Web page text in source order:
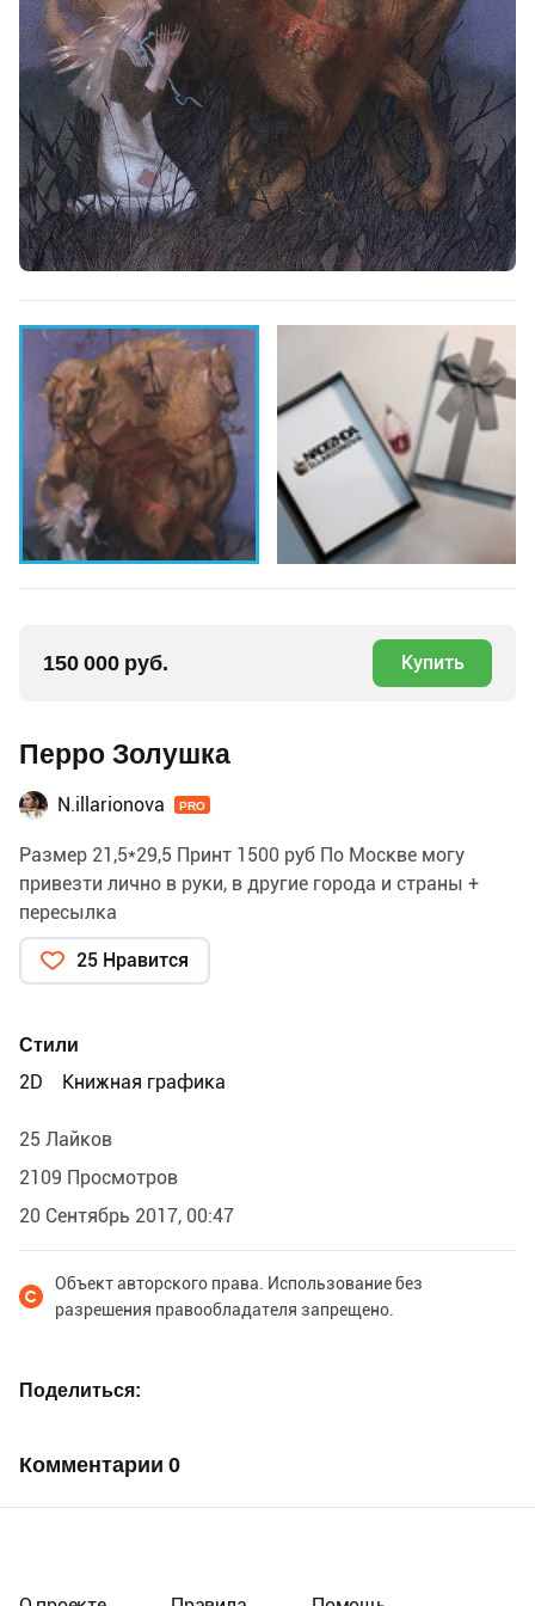
150 000 руб. Купить
Перро Золушка
N.illarionova PRO
Размер 21,5*29,5 Принт 1500 руб По Москве могу
привезти лично в руки, в другие города и страны +
пересылка
25 Нравится
Стили
2D
Книжная графика
25 Лайков
2109 Просмотров
20 Сентябрь 2017, 00:47
Объект авторского права. Использование без
разрешения правообладателя запрещено.
Поделиться
Комментарии 0